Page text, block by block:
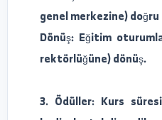
tarafından
sertifika.
2.Ulaşım hatları
genel merkezine)